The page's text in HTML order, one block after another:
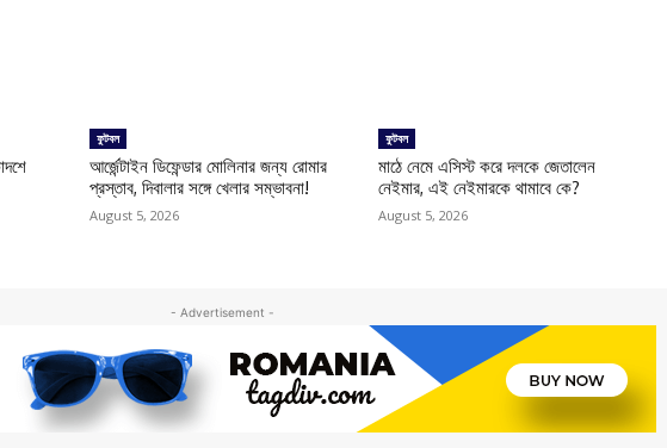
ফুটবল
আর্জেন্টাইন ডিফেন্ডার মোলিনার জন্য রোমার
প্রস্তাব, দিবালার সঙ্গে খেলার সম্ভাবনা!
August 5, 2026
ফুটবল
মাঠে নেমে এসিস্ট করে দলকে জেতালেন
নেইমার, এই নেইমারকে থামাবে কে?
August 5, 2026
- Advertisement -